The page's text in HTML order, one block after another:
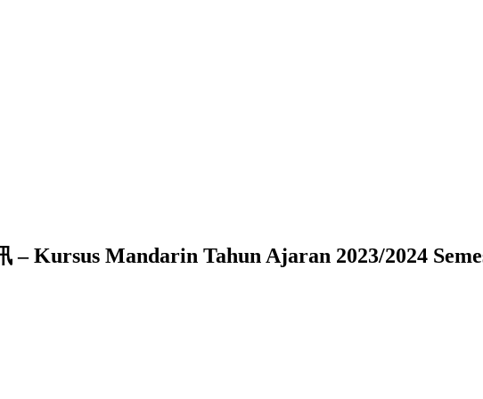
– Kursus Mandarin Tahun Ajaran 2023/2024